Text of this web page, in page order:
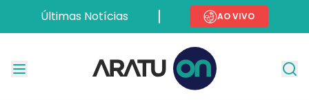
Últimas Notícias AO VIVO